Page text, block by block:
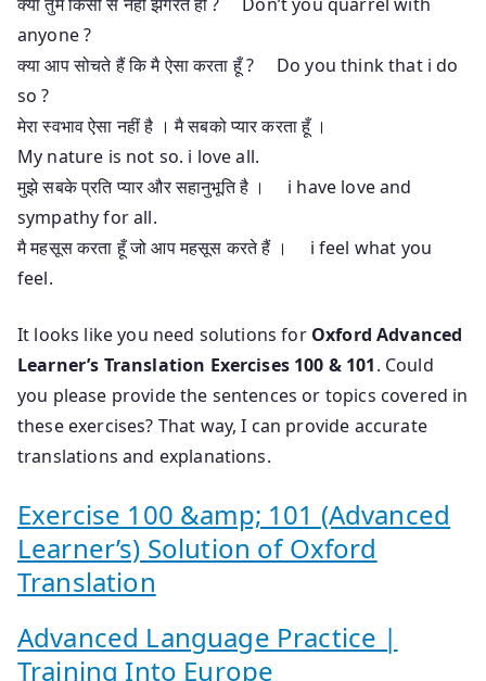
anyone ?
क्या आप सोचते हैं कि मै ऐसा करता हूँ ? Do you think that i do
so ?
मेरा स्वभाव ऐसा नहीं है । मै सबको प्यार करता हूँ ।
My nature is not so. i love all.
मुझे सबके प्रति प्यार और सहानुभूति है । i have love and
sympathy for all.
मै महसूस करता हूँ जो आप महसूस करते हैं । i feel what you
feel.
It looks like you need solutions for Oxford Advanced
Learner’s Translation Exercises 100 & 101. Could
you please provide the sentences or topics covered in
these exercises? That way, I can provide accurate
translations and explanations.
Exercise 100 &amp; 101 (Advanced
Learner’s) Solution of Oxford
Translation
Advanced Language Practice |
Training Into Europe